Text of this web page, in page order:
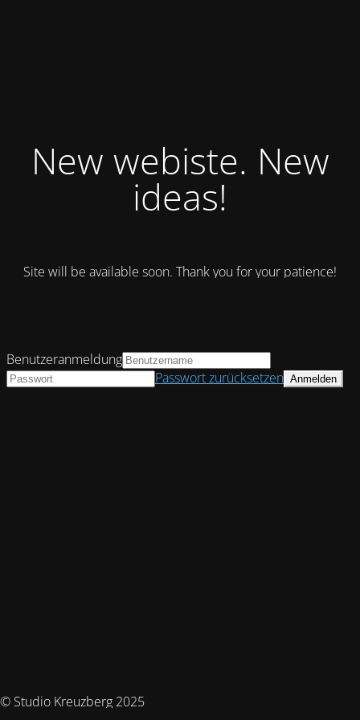
New webiste. New
ideas!
Site will be available soon. Thank you for your patience!
© Studio Kreuzberg 2025
Benutzeranmeldung
Passwort zurücksetzen